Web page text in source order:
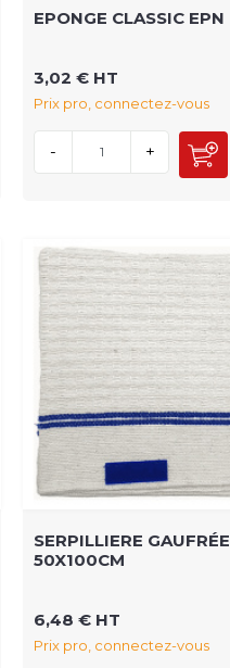
EPONGE CLASSIC EPN
3,02 € HT
Prix pro, connectez-vous
- +
SERPILLIERE GAUFRÉE
50X100CM
6,48 € HT
Prix pro, connectez-vous